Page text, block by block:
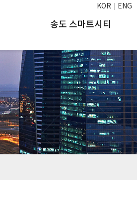
KOR ENG
송도 스마트시티